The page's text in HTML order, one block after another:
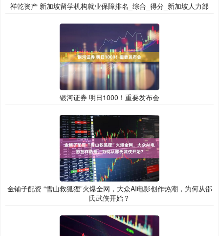
祥乾资产 新加坡留学机构就业保障排名_综合_得分_新加坡人力部
银河证券 明日1000！重要发布会
金铺子配资 “雪山救狐狸”火爆全网，大众AI电影创作热潮，为何从邵
氏武侠开始？